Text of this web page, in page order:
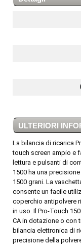
ULTERIORI
La bilancia di ricarica
touch screen ampio e
lettura e pulsanti di
1500 ha una
1500 grani. La
consente un facile
coperchio antipolvere
in uso. Il Pro-Touch
CA in dotazione o con
bilancia elettronica di
precisione della